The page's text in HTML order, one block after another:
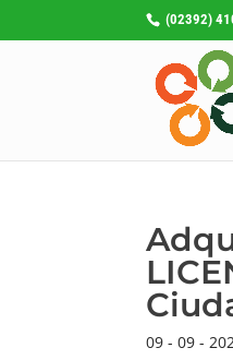
(02392)
09 - 09 -